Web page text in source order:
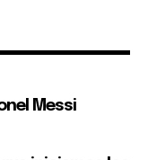
Messi